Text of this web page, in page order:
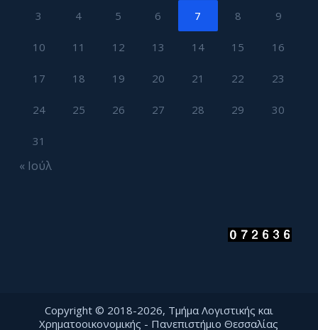
3 4 5 6 7 8 9
10 11 12 13 14 15 16
17 18 19 20 21 22 23
24 25 26 27 28 29 30
31
« Ιούλ
Copyright © 2018-2026, Τμήμα Λογιστικής και
Χρηματοοικονομικής - Πανεπιστήμιο Θεσσαλίας